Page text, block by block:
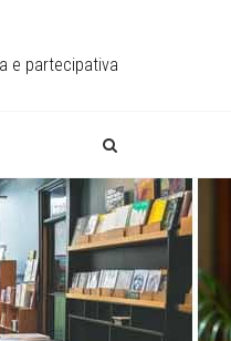
e partecipativa